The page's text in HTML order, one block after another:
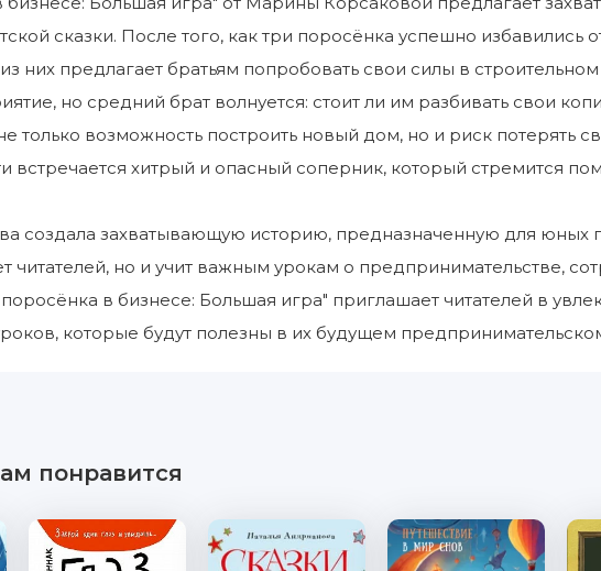
сказки. После того, как три поросёнка успешно избавились
них предлагает братьям попробовать свои силы в
но средний брат волнуется: стоит ли им разбивать свои
только возможность построить новый дом, но и риск потерять
встречается хитрый и опасный соперник, который стремится
создала захватывающую историю, предназначенную для юных
читателей, но и учит важным урокам о предпринимательстве,
в бизнесе: Большая игра" приглашает читателей в
которые будут полезны в их будущем
понравится